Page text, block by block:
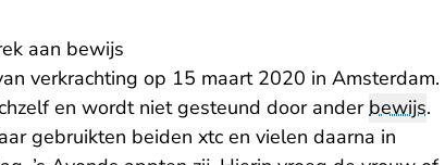
aan bewijs
verkrachting op 15 maart 2020 in Amsterdam.
en wordt niet gesteund door anderbewijs.
gebruikten beiden xtc en vielen daarna in